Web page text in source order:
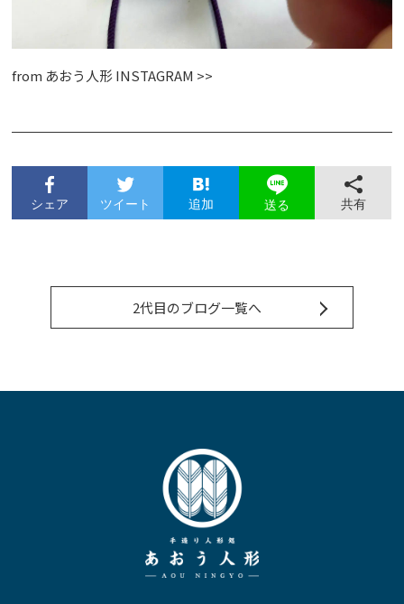
from あおう人形 INSTAGRAM >>
シェア ツイート 追加 送る 共有
2代目のブログ一覧へ